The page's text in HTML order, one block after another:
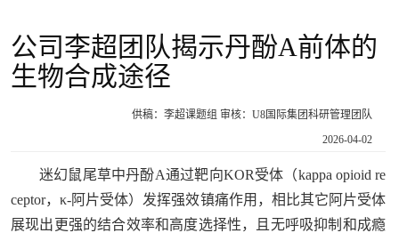
公司李超团队揭示丹酚A前体的
生物合成途径
供稿：李超课题组 审核：U8国际集团科研管理团队
2026-04-02
迷幻鼠尾草中丹酚A通过靶向KOR受体（kappa opioid re
ceptor，κ-阿片受体）发挥强效镇痛作用，相比其它阿片受体
展现出更强的结合效率和高度选择性，且无呼吸抑制和成瘾